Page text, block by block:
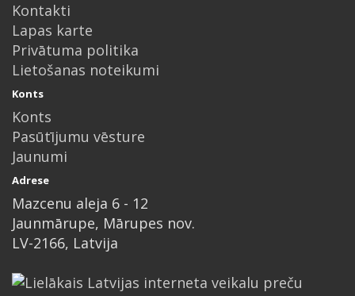
Kontakti
Lapas karte
Privātuma politika
Lietošanas noteikumi
Konts
Konts
Pasūtījumu vēsture
Jaunumi
Adrese
Mazcenu aleja 6 - 12
Jaunmārupe, Mārupes nov.
LV-2166, Latvija